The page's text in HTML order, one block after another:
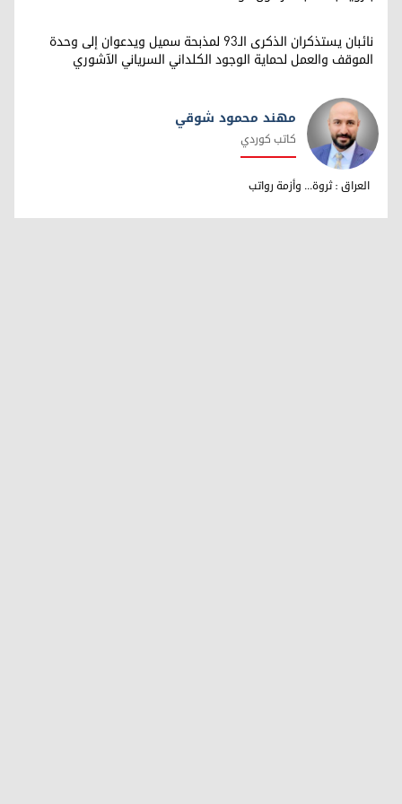
نائبان يستذكران الذكرى الـ93 لمذبحة سميل ويدعوان إلى وحدة
الموقف والعمل لحماية الوجود الكلداني السرياني الآشوري
مهند محمود شوقي
مهند محمود شوقي
كاتب كوردي
العراق : ثروة... وأزمة رواتب